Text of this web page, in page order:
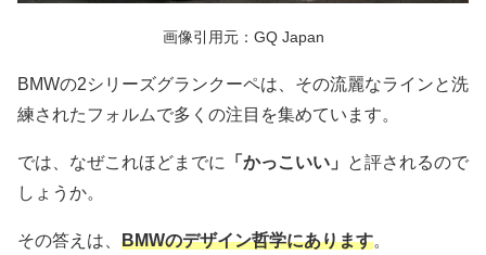
画像引用元：GQ Japan
BMWの2シリーズグランクーペは、その流麗なラインと洗
練されたフォルムで多くの注目を集めています。
では、なぜこれほどまでに 「かっこいい」
と評されるので
しょうか。
その答えは、 BMWのデザイン哲学にあります。